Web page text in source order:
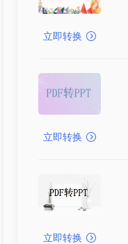
立即转换
立即转换
立即转换